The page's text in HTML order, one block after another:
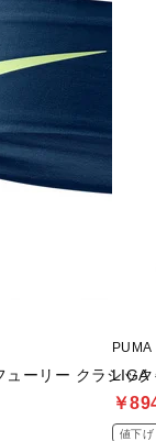
ューリー クラシッ
LIGA
￥
値下げ